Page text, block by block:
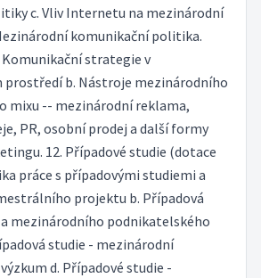
c. Vliv Internetu na mezinárodní
komunikační politika.
Komunikační strategie v
prostředí b. Nástroje mezinárodního
mixu -- mezinárodní reklama,
PR, osobní prodej a další formy
12. Případové studie (dotace
práce s případovými studiemi a
projektu b. Případová
mezinárodního podnikatelského
studie - mezinárodní
d. Případové studie -